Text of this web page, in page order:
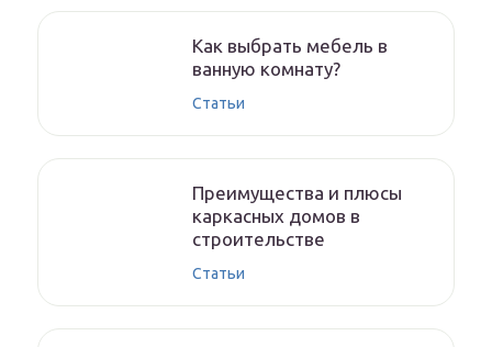
Как выбрать мебель в
ванную комнату?
Статьи
Преимущества и плюсы
каркасных домов в
строительстве
Статьи